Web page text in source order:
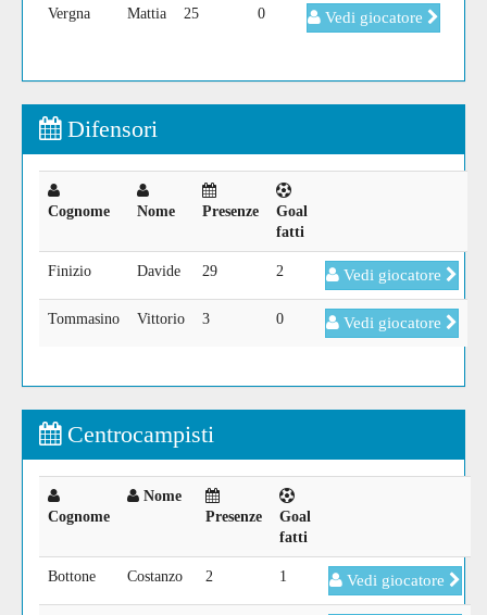
Vergna Mattia 25 0 Vedi giocatore
Difensori
Cognome Nome Presenze
Goal
fatti
Finizio Davide 29 2 Vedi giocatore
Tommasino Vittorio 3 0 Vedi giocatore
Centrocampisti
Cognome
Nome
Presenze
Goal
fatti
Bottone Costanzo 2 1 Vedi giocatore